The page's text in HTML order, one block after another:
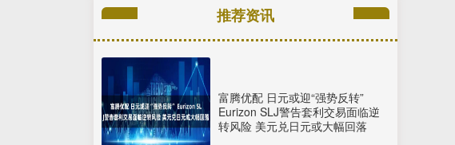
推荐资讯
富腾优配 日元或迎“强势反转”
Eurizon SLJ警告套利交易面临逆
转风险 美元兑日元或大幅回落